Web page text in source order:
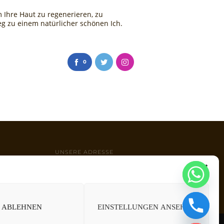
ABLEHNEN EINSTELLUNGEN ANSEHEN
Haut zu regenerieren, zu
zu einem natürlicher schönen Ich.
0
UNSERE ADRESSE
HIDE
CHATY